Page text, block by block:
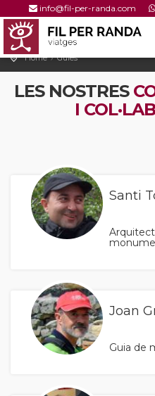
info@fil-per-randa.com
Home Guies
LES NOSTRES
I
Santi
Joan
Guia de